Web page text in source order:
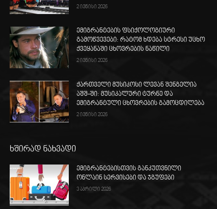
2 ივნისი 2026
ემიგრანტების ფსიქოლოგიური
გამოწვევები: რატომ ხდება სტრესი უცხო
ქვეყანაში ცხოვრების ნაწილი
2 ივნისი 2026
ქართველი მუსიკოსი ლევან შენგელია
აშშ-ში: მუსიკალური ტურნე და
ემიგრანტული ცხოვრების გამოცდილება
2 ივნისი 2026
ხშირად ნახვადი
ემიგრანტებისთვის განკუთვნილი
ონლაინ სერვისები და ჯგუფები
3 აპრილი 2026